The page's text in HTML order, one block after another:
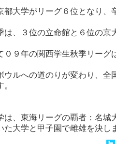
都大学がリーグ６位となり、
は、３位の立命館と６位の京
０９年の関西学生秋季リーグ
ウルへの道のりが変わり、全
は、東海リーグの覇者：名城
た大学と甲子園で雌雄を決し